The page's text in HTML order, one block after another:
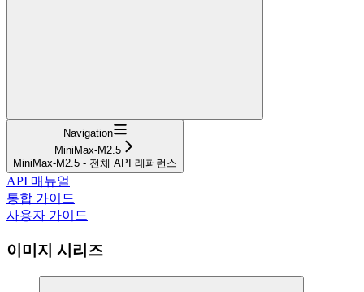
Navigation
MiniMax-M2.5
MiniMax-M2.5 - 전체 API 레퍼런스
API 매뉴얼
통합 가이드
사용자 가이드
이미지 시리즈